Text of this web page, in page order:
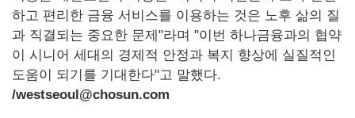
하고 편리한 금융 서비스를 이용하는 것은 노후 삶의 질
과 직결되는 중요한 문제"라며 "이번 하나금융과의 협약
이 시니어 세대의 경제적 안정과 복지 향상에 실질적인
도움이 되기를 기대한다"고 말했다.
/westseoul@chosun.com